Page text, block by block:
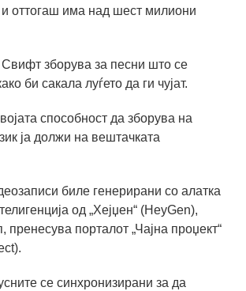
оттогаш има над шест милиони
зборува за песни што се
би сакала луѓето да ги чујат.
способност да зборува на
ја должи на вештачката
биле генерирани со алатка
од „Хејџен“ (HeyGen),
пренесува порталот „Чајна проџект“
се синхронизирани за да